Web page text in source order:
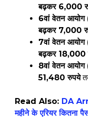
बढ़कर 6,000
6वां वेतन
बढ़कर 7,000
7वां वेतन
बढ़कर 18,000
8वां वेतन आयोग
51,480 रुपये
Read Also: DA
महीने के एरियर कितना